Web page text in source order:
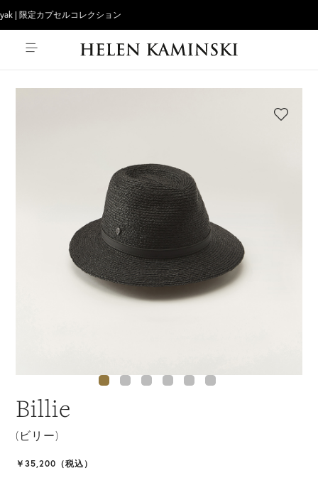
| 限定カプセルコレクション
Billie
(ビリー)
￥35,200（税込）